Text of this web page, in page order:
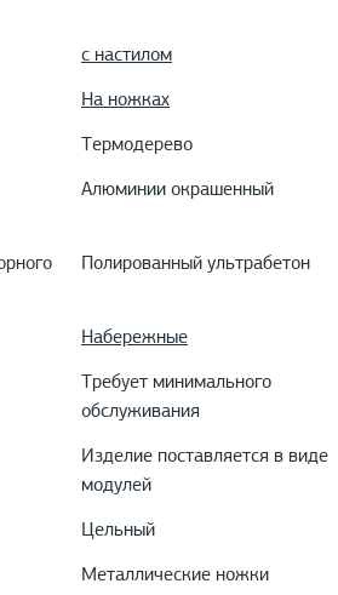
с настилом
На ножках
Термодерево
Алюминии окрашенный
Полированный ультрабетон
Набережные
Требует минимального
обслуживания
Изделие поставляется в виде
модулей
Цельный
Металлические ножки